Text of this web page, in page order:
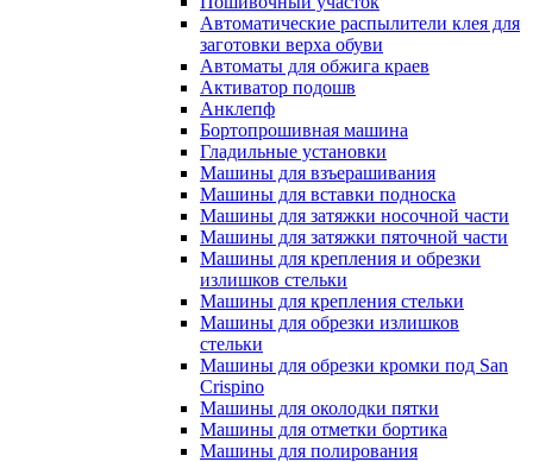
Автоматические распылители клея для
заготовки верха обуви
Автоматы для обжига краев
Активатор подошв
Анклепф
Бортопрошивная машина
Гладильные установки
Машины для взъерашивания
Машины для вставки подноска
Машины для затяжки носочной части
Машины для затяжки пяточной части
Машины для крепления и обрезки
излишков стельки
Машины для крепления стельки
Машины для обрезки излишков
стельки
Машины для обрезки кромки под San
Crispino
Машины для околодки пятки
Машины для отметки бортика
Машины для полирования